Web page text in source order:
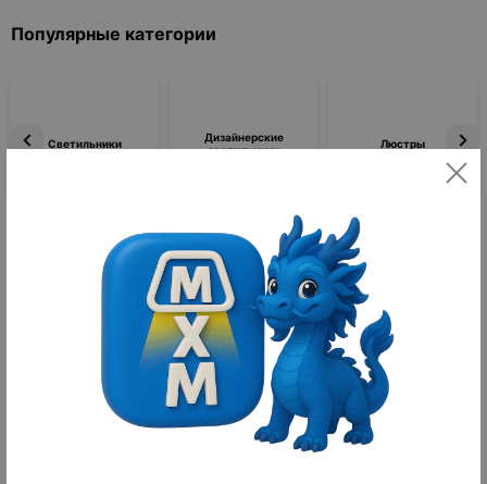
Популярные категории
Светильники
Дизайнерские
светильники
Люстры
Фильтры По популярности
Товаров не найдено
Аудиотехника
Категория «Аудиотехника» предназначена для широкой